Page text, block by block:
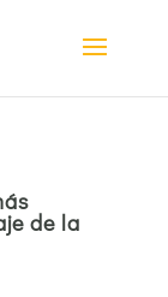
de la